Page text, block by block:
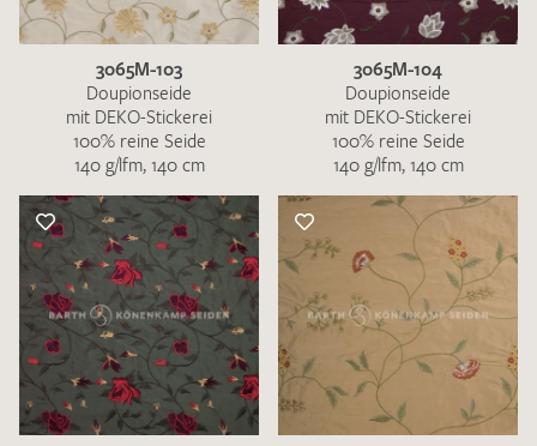
3065M-103
Doupionseide
mit DEKO-Stickerei
100% reine Seide
140 g/lfm, 140 cm
3065M-104
Doupionseide
mit DEKO-Stickerei
100% reine Seide
140 g/lfm, 140 cm